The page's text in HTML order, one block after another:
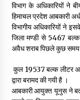
विभाग के अधिकारियों
हिमाचल प्रदेश आबकारी
विभागीय अधिकारियों ने
जिला मण्डी से 5467
अवैध शराब पिछले कुछ समय
कुल 19537 बल्क लीटर
द्वारा बरामद की गयी है ।
आबकारी आयुक्त यूनुस ने